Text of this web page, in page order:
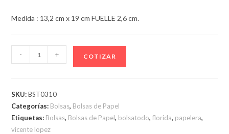
Medida : 13,2 cm x 19 cm FUELLE 2,6 cm.
KRAFT
A
cantidad
- + COTIZAR
SKU:BST0310
Categorías: Bolsas, Bolsas de Papel
Etiquetas: Bolsas, Bolsas de Papel, bolsatodo,florida, papelera,
vicente lopez